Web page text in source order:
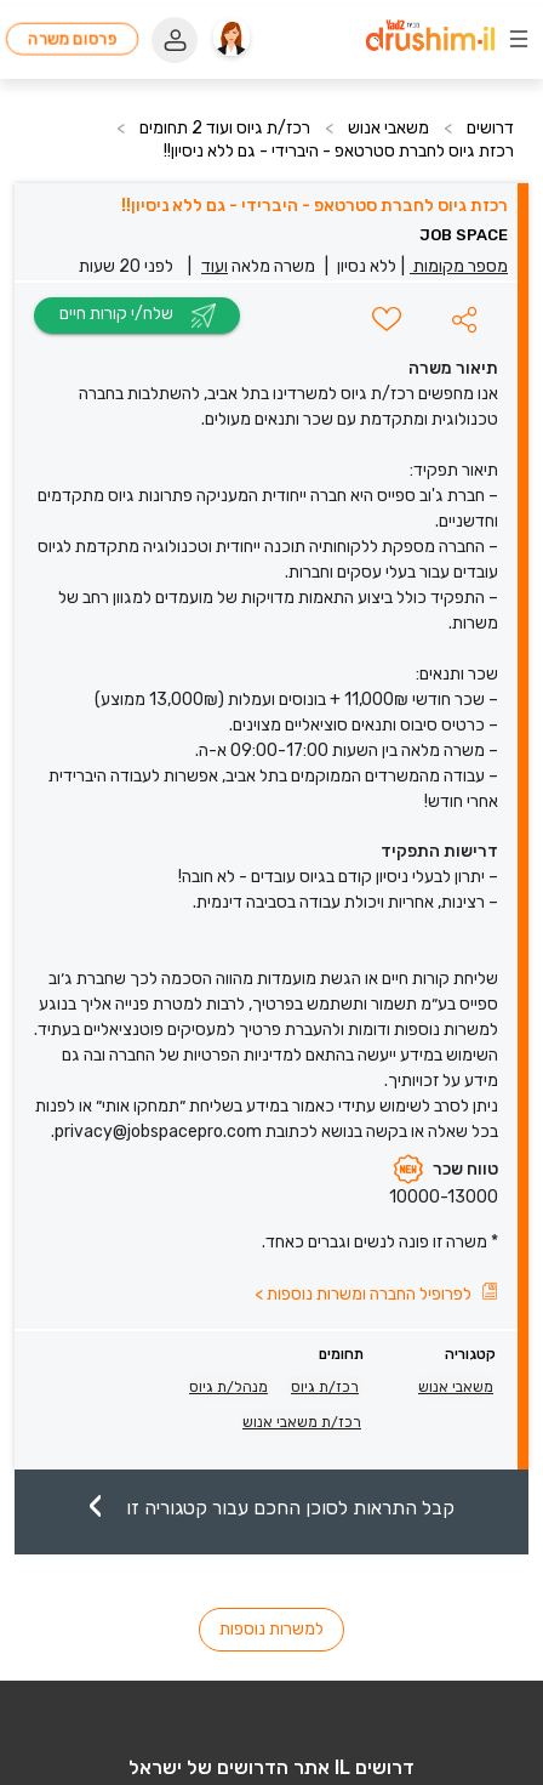
פרסום משרה
דרושים > משאבי אנוש > רכז/ת גיוס ועוד 2 תחומים
>
רכזת גיוס לחברת סטרטאפ - היברידי - גם ללא ניסיון!!
רכזת גיוס לחברת סטרטאפ - היברידי - גם ללא ניסיון!!
JOB SPACE
מספר מקומות ללא נסיון משרה מלאה ועוד לפני 20 שעות
תיאור משרה
אנו מחפשים רכז/ת גיוס למשרדינו בתל אביב, להשתלבות בחברה
טכנולוגית ומתקדמת עם שכר ותנאים מעולים.
תיאור תפקיד:
– חברת ג'וב ספייס היא חברה ייחודית המעניקה פתרונות גיוס מתקדמים
וחדשניים.
– החברה מספקת ללקוחותיה תוכנה ייחודית וטכנולוגיה מתקדמת לגיוס
עובדים עבור בעלי עסקים וחברות.
– התפקיד כולל ביצוע התאמות מדויקות של מועמדים למגוון רחב של
משרות.
שכר ותנאים:
– שכר חודשי 11,000₪ + בונוסים ועמלות (13,000₪ ממוצע)
– כרטיס סיבוס ותנאים סוציאליים מצוינים.
– משרה מלאה בין השעות 09:00-17:00 א-ה.
– עבודה מהמשרדים הממוקמים בתל אביב, אפשרות לעבודה היברידית
אחרי חודש!
דרישות התפקיד
– יתרון לבעלי ניסיון קודם בגיוס עובדים - לא חובה!
– רצינות, אחריות ויכולת עבודה בסביבה דינמית.
שליחת קורות חיים או הגשת מועמדות מהווה הסכמה לכך שחברת ג׳וב
ספייס בע״מ תשמור ותשתמש בפרטיך, לרבות למטרת פנייה אליך בנוגע
למשרות נוספות ודומות ולהעברת פרטיך למעסיקים פוטנציאליים בעתיד.
השימוש במידע ייעשה בהתאם למדיניות הפרטיות של החברה ובה גם
מידע על זכויותיך.
ניתן לסרב לשימוש עתידי כאמור במידע בשליחת ״תמחקו אותי״ או לפנות
בכל שאלה או בקשה בנושא לכתובת privacy@jobspacepro.com.
טווח שכר
10000-13000
* משרה זו פונה לנשים וגברים כאחד.
לפרופיל החברה ומשרות נוספות>
קטגוריה
תחומים
משאבי אנוש
רכז/ת גיוס מנהל/ת גיוס
רכז/ת משאבי אנוש
קבל התראות לסוכן החכם עבור קטגוריה זו
למשרות נוספות
דרושים IL אתר הדרושים של ישראל